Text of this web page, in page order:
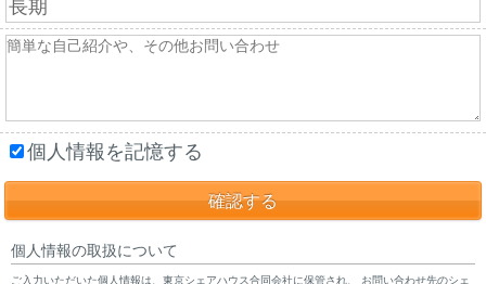
個人情報を記憶する
個人情報の取扱について
ご入力いただいた個人情報は、東京シェアハウス合同会社に保管され、 お問い合わせ先のシェ